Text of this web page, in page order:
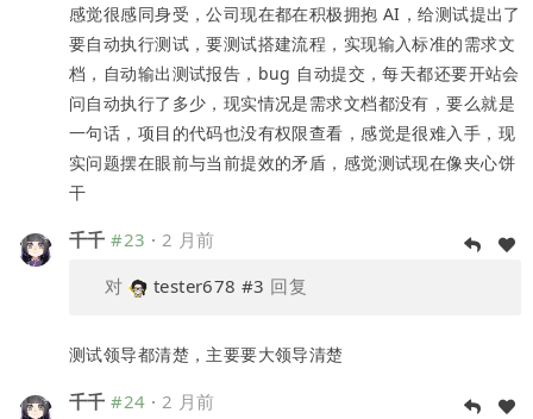
感觉很感同身受，公司现在都在积极拥抱 AI，给测试提出了
要自动执行测试，要测试搭建流程，实现输入标准的需求文
档，自动输出测试报告，bug 自动提交，每天都还要开站会
问自动执行了多少，现实情况是需求文档都没有，要么就是
一句话，项目的代码也没有权限查看，感觉是很难入手，现
实问题摆在眼前与当前提效的矛盾，感觉测试现在像夹心饼
干
千千 #23 · 2 月前
对
tester678 #3 回复
测试领导都清楚，主要要大领导清楚
千千 #24 · 2 月前